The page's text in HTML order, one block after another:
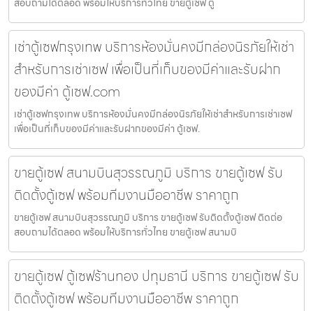
สอบถามได้ตลอด พร้อมให้บริการทั่วไทย ขายตู้เซฟ ตู
เช่าตู้เซฟกรุงเทพ บริการห้องมั่นคงมีกล่องนิรภัยให้เช่า
สำหรับการเช่าเซฟ เพื่อเป็นที่เก็บของมีค่าและรับฝาก
ของมีค่า ตู้เซฟ.com
เช่าตู้เซฟกรุงเทพ บริการห้องมั่นคงมีกล่องนิรภัยให้เช่าสำหรับการเช่าเซฟ
เพื่อเป็นที่เก็บของมีค่าและรับฝากของมีค่า ตู้เซฟ.
ขายตู้เซฟ สนามบินสุวรรณภูมิ บริการ ขายตู้เซฟ รับ
ติดตั้งตู้เซฟ พร้อมทีมงานมืออาชีพ ราคาถูก
ขายตู้เซฟ สนามบินสุวรรณภูมิ บริการ ขายตู้เซฟ รับติดตั้งตู้เซฟ ติดต่อ
สอบถามได้ตลอด พร้อมให้บริการทั่วไทย ขายตู้เซฟ สนามบิ
ขายตู้เซฟ ตู้เซฟร้านทอง ปทุมธานี บริการ ขายตู้เซฟ รับ
ติดตั้งตู้เซฟ พร้อมทีมงานมืออาชีพ ราคาถูก